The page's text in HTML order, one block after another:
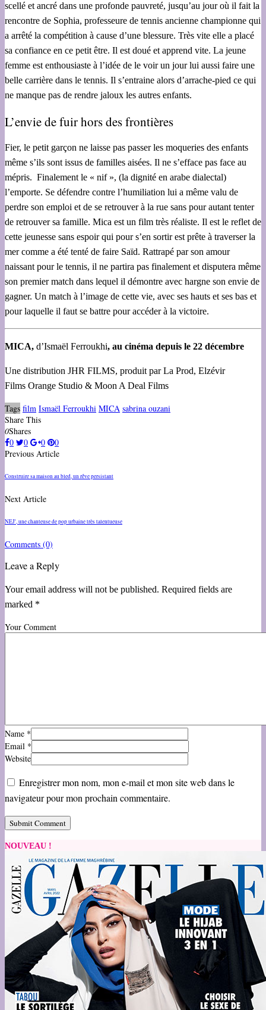
scellé et ancré dans une profonde pauvreté, jusqu’au jour où il fait la
rencontre de Sophia, professeure de tennis ancienne championne qui
a arrêté la compétition à cause d’une blessure. Très vite elle a placé
sa confiance en ce petit être. Il est doué et apprend vite. La jeune
femme est enthousiaste à l’idée de le voir un jour lui aussi faire une
belle carrière dans le tennis. Il s’entraine alors d’arrache-pied ce qui
ne manque pas de rendre jaloux les autres enfants.
L’envie de fuir hors des frontières
Fier, le petit garçon ne laisse pas passer les moqueries des enfants
même s’ils sont issus de familles aisées. Il ne s’efface pas face au
mépris. Finalement le « nif », (la dignité en arabe dialectal)
l’emporte. Se défendre contre l’humiliation lui a même valu de
perdre son emploi et de se retrouver à la rue sans pour autant tenter
de retrouver sa famille. Mica est un film très réaliste. Il est le reflet de
cette jeunesse sans espoir qui pour s’en sortir est prête à traverser la
mer comme a été tenté de faire Saïd. Rattrapé par son amour
naissant pour le tennis, il ne partira pas finalement et disputera même
son premier match dans lequel il démontre avec hargne son envie de
gagner. Un match à l’image de cette vie, avec ses hauts et ses bas et
pour laquelle il faut se battre pour accéder à la victoire.
MICA, d’Ismaël Ferroukhi, au cinéma depuis le 22 décembre
Une distribution JHR FILMS, produit par La Prod, Elzévir
Films Orange Studio & Moon A Deal Films
Tags film Ismaël Ferroukhi MICA sabrina ouzani
Share This
0Shares
0
0 0
0
Previous Article
Construire sa maison au bled, un rêve persistant
Next Article
NEJ', une chanteuse de pop urbaine très talentueuse
Comments (0)
Leave a Reply
Your email address will not be published. Required fields are
marked *
Your Comment
Name *
Email *
Website
Enregistrer mon nom, mon e-mail et mon site web dans le
navigateur pour mon prochain commentaire.
NOUVEAU !